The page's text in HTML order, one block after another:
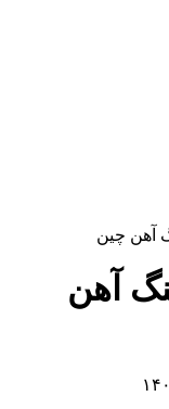
آهن چین
آهن
۲۰